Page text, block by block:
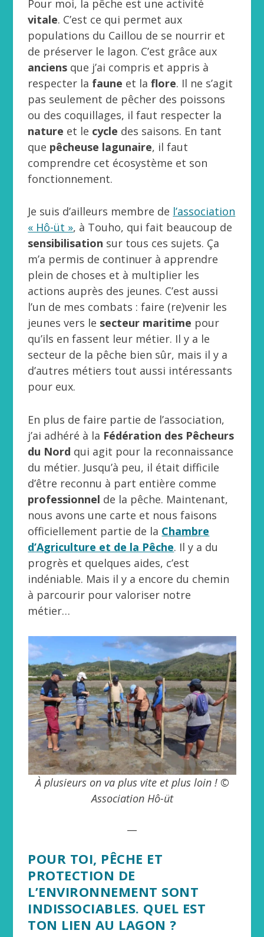
Pour moi, la pêche est une activité
vitale. C’est ce qui permet aux
populations du Caillou de se nourrir et
de préserver le lagon. C’est grâce aux
anciens que j’ai compris et appris à
respecter la faune et laflore. Il ne s’agit
pas seulement de pêcher des poissons
ou des coquillages, il faut respecter la
nature et le cycle des saisons. En tant
que pêcheuse lagunaire, il faut
comprendre cet écosystème et son
fonctionnement.
Je suis d’ailleurs membre de l’association
« Hô-üt », à Touho, qui fait beaucoup de
sensibilisation sur tous ces sujets. Ça
m’a permis de continuer à apprendre
plein de choses et à multiplier les
actions auprès des jeunes. C’est aussi
l’un de mes combats : faire (re)venir les
jeunes vers le secteur maritime pour
qu’ils en fassent leur métier. Il y a le
secteur de la pêche bien sûr, mais il y a
d’autres métiers tout aussi intéressants
pour eux.
En plus de faire partie de l’association,
j’ai adhéré à la Fédération des Pêcheurs
du Nord qui agit pour la reconnaissance
du métier. Jusqu’à peu, il était difficile
d’être reconnu à part entière comme
professionnel de la pêche. Maintenant,
nous avons une carte et nous faisons
officiellement partie de la Chambre
d’Agriculture et de la Pêche. Il y a du
progrès et quelques aides, c’est
indéniable. Mais il y a encore du chemin
à parcourir pour valoriser notre
métier…
À plusieurs on va plus vite et plus loin ! ©
Association Hô-üt
POUR TOI, PÊCHE ET
PROTECTION DE
L’ENVIRONNEMENT SONT
INDISSOCIABLES. QUEL EST
TON LIEN AU LAGON ?